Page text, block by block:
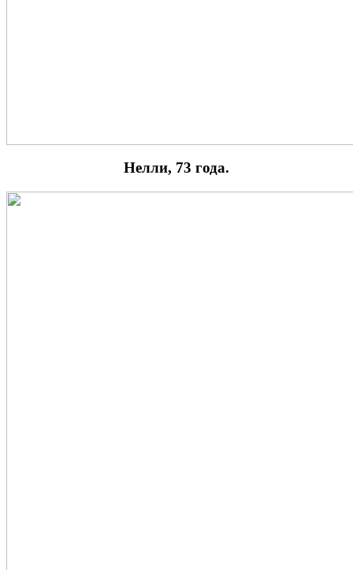
Нелли, 73 года.